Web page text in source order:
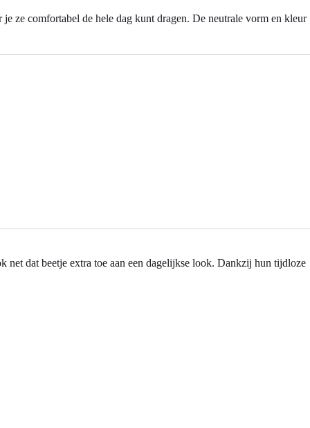
ze comfortabel de hele dag kunt dragen. De neutrale vorm en kleur
net dat beetje extra toe aan een dagelijkse look. Dankzij hun tijdloze